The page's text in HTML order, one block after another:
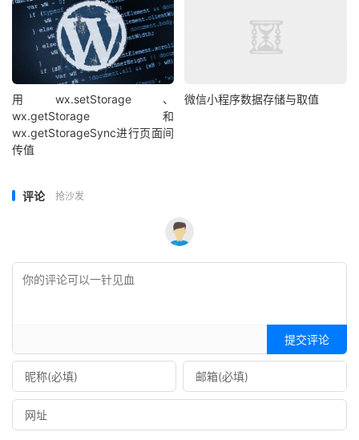
用wx.setStorage、
wx.getStorage和
wx.getStorageSync进行页面间
传值
微信小程序数据存储与取值
评论 抢沙发
提交评论